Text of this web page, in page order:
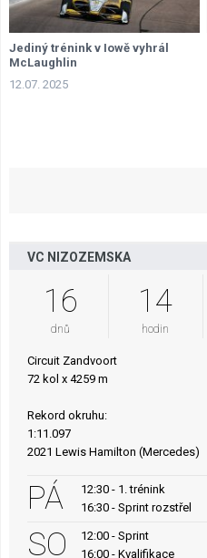
Jediný trénink v Iowě vyhrál
McLaughlin
12.07. 2025
VC NIZOZEMSKA
16
dnů
14
hodin
Circuit Zandvoort
72 kol x 4259 m
Rekord okruhu:
1:11.097
2021 Lewis Hamilton (Mercedes)
PÁ
12:30 - 1. trénink
16:30 - Sprint rozstřel
SO
12:00 - Sprint
16:00 - Kvalifikace